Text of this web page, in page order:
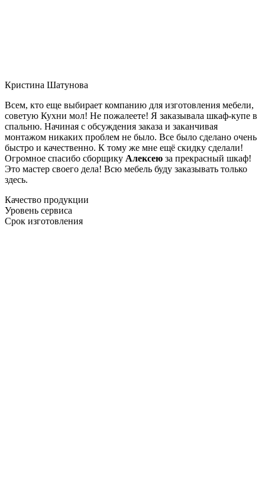
Кристина Шатунова
Всем, кто еще выбирает компанию для изготовления мебели,
советую Кухни мол! Не пожалеете! Я заказывала шкаф-купе в
спальню. Начиная с обсуждения заказа и заканчивая
монтажом никаких проблем не было. Все было сделано очень
быстро и качественно. К тому же мне ещё скидку сделали!
Огромное спасибо сборщику Алексею за прекрасный шкаф!
Это мастер своего дела! Всю мебель буду заказывать только
здесь.
Качество продукции
Уровень сервиса
Срок изготовления